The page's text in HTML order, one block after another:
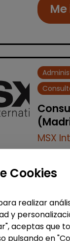
MSX
de 80
Cookies
realizar
y
aceptas que
pulsando en